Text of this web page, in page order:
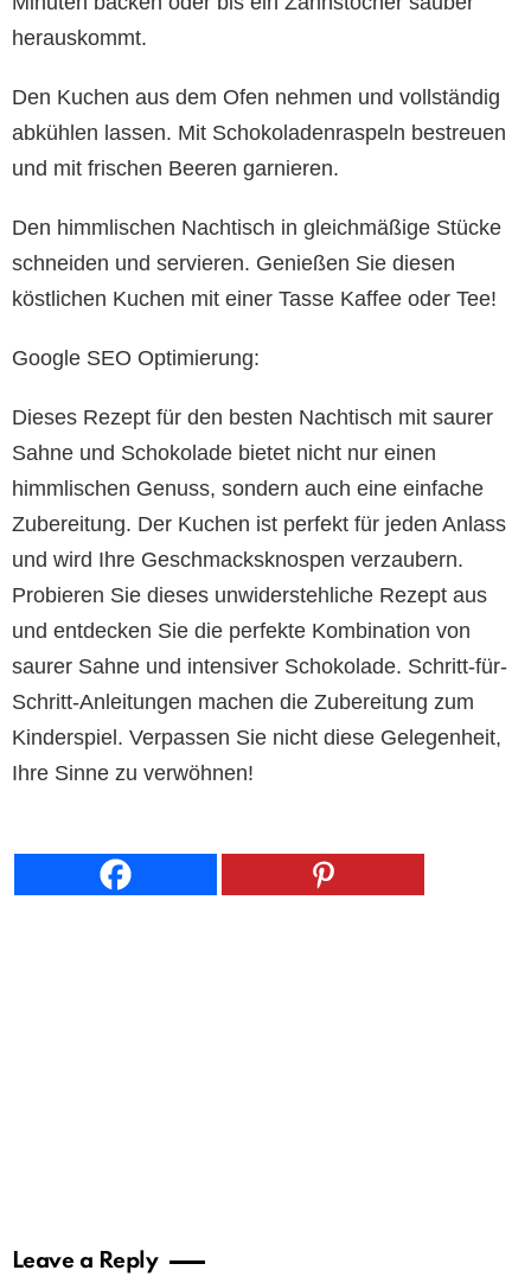
herauskommt.
Den Kuchen aus dem Ofen nehmen und vollständig
abkühlen lassen. Mit Schokoladenraspeln bestreuen
und mit frischen Beeren garnieren.
Den himmlischen Nachtisch in gleichmäßige Stücke
schneiden und servieren. Genießen Sie diesen
köstlichen Kuchen mit einer Tasse Kaffee oder Tee!
Google SEO Optimierung:
Dieses Rezept für den besten Nachtisch mit saurer
Sahne und Schokolade bietet nicht nur einen
himmlischen Genuss, sondern auch eine einfache
Zubereitung. Der Kuchen ist perfekt für jeden Anlass
und wird Ihre Geschmacksknospen verzaubern.
Probieren Sie dieses unwiderstehliche Rezept aus
und entdecken Sie die perfekte Kombination von
saurer Sahne und intensiver Schokolade. Schritt-für-
Schritt-Anleitungen machen die Zubereitung zum
Kinderspiel. Verpassen Sie nicht diese Gelegenheit,
Ihre Sinne zu verwöhnen!
Leave a Reply